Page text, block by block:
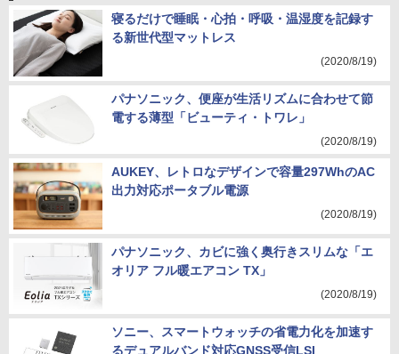
寝るだけで睡眠・心拍・呼吸・温湿度を記録す
る新世代型マットレス
(2020/8/19)
パナソニック、便座が生活リズムに合わせて節
電する薄型「ビューティ・トワレ」
(2020/8/19)
AUKEY、レトロなデザインで容量297WhのAC
出力対応ポータブル電源
(2020/8/19)
パナソニック、カビに強く奥行きスリムな「エ
オリア フル暖エアコン TX」
(2020/8/19)
ソニー、スマートウォッチの省電力化を加速す
るデュアルバンド対応GNSS受信LSI